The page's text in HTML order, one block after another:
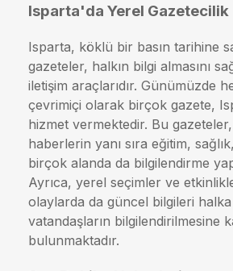
Isparta'da Yerel Gazetecilik
Isparta, köklü bir basın tarihine
gazeteler, halkın bilgi almasını
iletişim araçlarıdır. Günümüzde
çevrimiçi olarak birçok gazete,
hizmet vermektedir. Bu
haberlerin yanı sıra eğitim,
birçok alanda da bilgilendirme
Ayrıca, yerel seçimler ve
olaylarda da güncel bilgileri
vatandaşların bilgilendirilmesine
bulunmaktadır.